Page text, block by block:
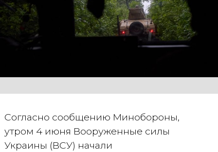
Согласно сообщению Минобороны,
утром 4 июня Вооруженные силы
Украины (ВСУ) начали